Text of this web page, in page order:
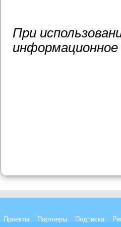
При
Проекты Партнеры Подписка